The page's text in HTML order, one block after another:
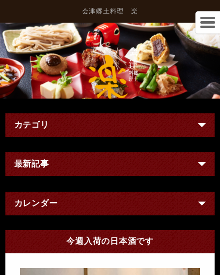
会津郷土料理 楽
カテゴリ
最新記事
カレンダー
今週入荷の日本酒です